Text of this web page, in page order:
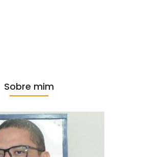
Sobre mim